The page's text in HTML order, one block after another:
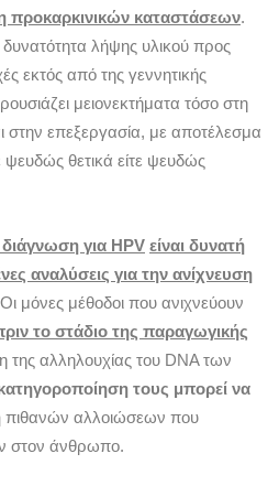
προκαρκινικών καταστάσεων.
λήψης υλικού προς
εκτός από της γεννητικής
μειονεκτήματα τόσο στη
στην επεξεργασία, με αποτέλεσμα
ψευδώς θετικά είτε ψευδώς
για HPV είναι δυνατή
αναλύσεις για την ανίχνευση
μόνες μέθοδοι που ανιχνεύουν
το στάδιο της παραγωγικής
της αλληλουχίας του DNA των
τους μπορεί να
πιθανών αλλοιώσεων που
στον άνθρωπο.